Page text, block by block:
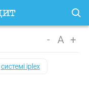
- A +
системі iplex